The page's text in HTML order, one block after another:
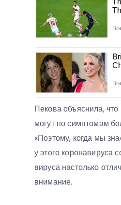
Пекова объяснила,
могут по симптомам
«Поэтому, когда мы
у этого коронавируса
вируса настолько
внимание.